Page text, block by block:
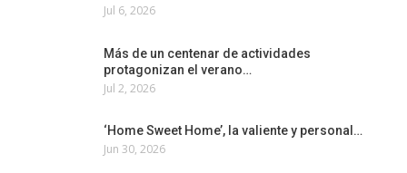
Jul 6, 2026
Más de un centenar de actividades
protagonizan el verano…
Jul 2, 2026
‘Home Sweet Home’, la valiente y personal…
Jun 30, 2026